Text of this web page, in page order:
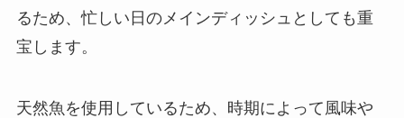
るため、忙しい日のメインディッシュとしても重
宝します。
天然魚を使用しているため、時期によって風味や